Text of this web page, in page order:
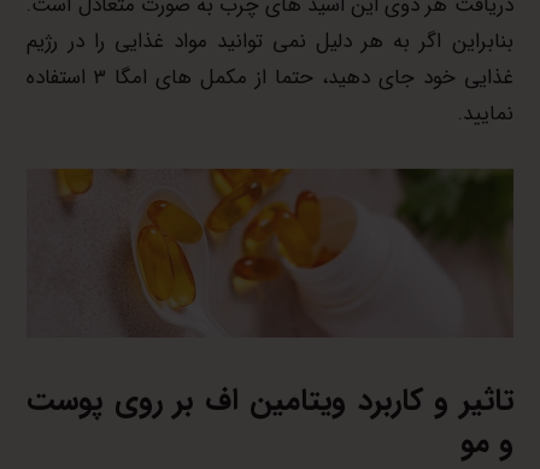
بنابراین اگر به هر دلیل نمی توانید مواد غذایی را در رژیم
غذایی خود جای دهید، حتما از مکمل های امگا ۳ استفاده
نمایید.
تاثیر و کاربرد ویتامین اف بر روی پوست
و مو